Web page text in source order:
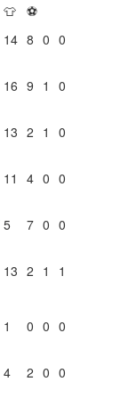
👕 ⚽
14 8 0 0
16 9 1 0
13 2 1
0
11 4 0 0
5 7 0 0
13 2 1 1
1 0 0 0
4 2 0 0